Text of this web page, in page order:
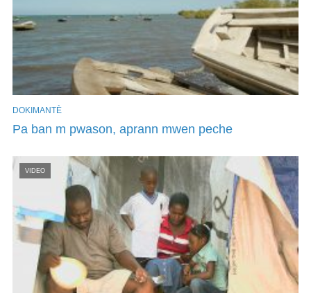
DOKIMANTÈ
Pa ban m pwason, aprann mwen peche
VIDEO